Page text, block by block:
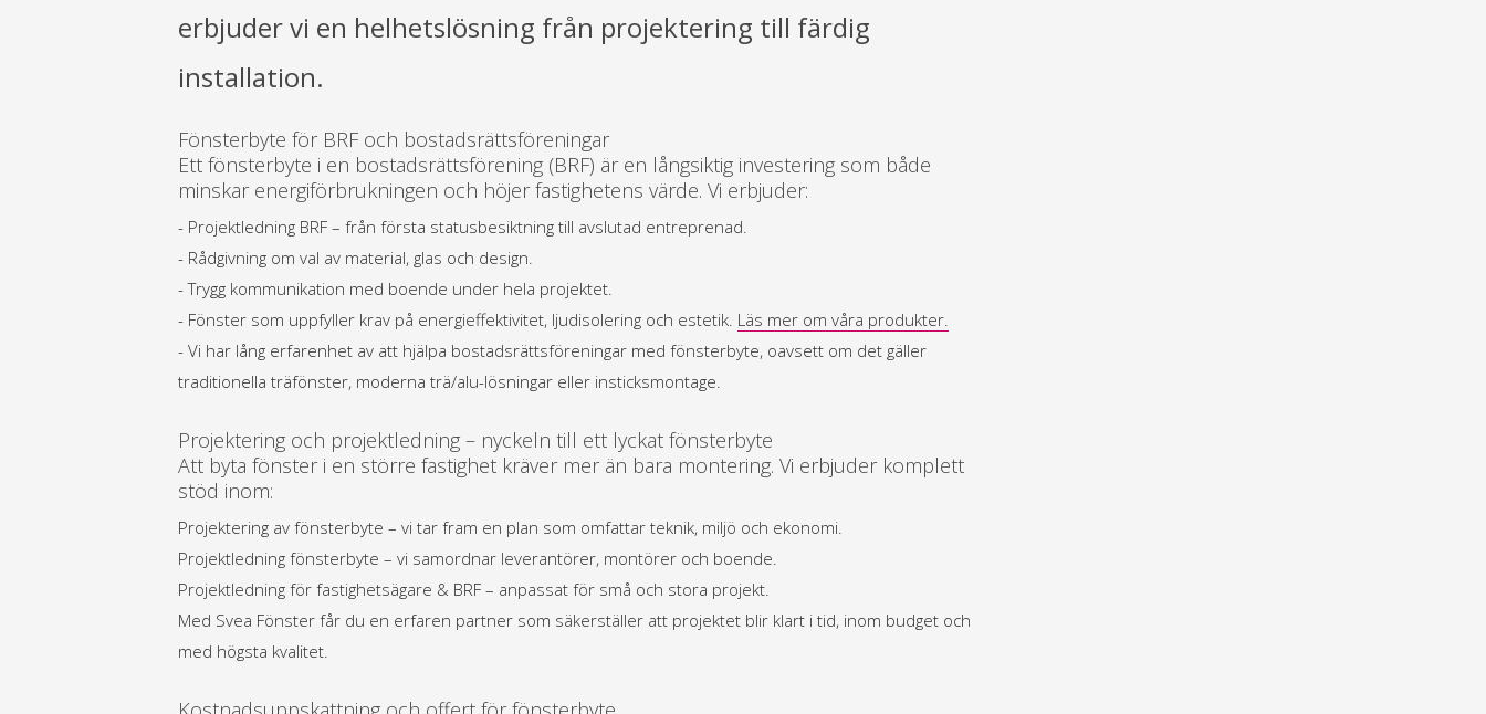
erbjuder vi en helhetslösning från projektering till färdig
installation.
Fönsterbyte för BRF och bostadsrättsföreningar
Ett fönsterbyte i en bostadsrättsförening (BRF) är en långsiktig investering som både
minskar energiförbrukningen och höjer fastighetens värde. Vi erbjuder:
- Projektledning BRF – från första statusbesiktning till avslutad entreprenad.
- Rådgivning om val av material, glas och design.
- Trygg kommunikation med boende under hela projektet.
- Fönster som uppfyller krav på energieffektivitet, ljudisolering och estetik. Läs mer om våra produkter.
- Vi har lång erfarenhet av att hjälpa bostadsrättsföreningar med fönsterbyte, oavsett om det gäller
traditionella träfönster, moderna trä/alu-lösningar eller insticksmontage.
Projektering och projektledning – nyckeln till ett lyckat fönsterbyte
Att byta fönster i en större fastighet kräver mer än bara montering. Vi erbjuder komplett
stöd inom:
Projektering av fönsterbyte – vi tar fram en plan som omfattar teknik, miljö och ekonomi.
Projektledning fönsterbyte – vi samordnar leverantörer, montörer och boende.
Projektledning för fastighetsägare & BRF – anpassat för små och stora projekt.
Med Svea Fönster får du en erfaren partner som säkerställer att projektet blir klart i tid, inom budget och
med högsta kvalitet.